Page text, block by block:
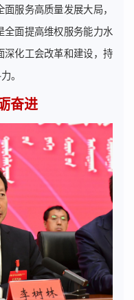
服务高质量发展大局，
全面提高维权服务能力水
深化工会改革和建设，持
。
奋进